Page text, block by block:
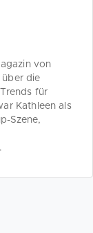
von
über die
für
Kathleen als
Szene,